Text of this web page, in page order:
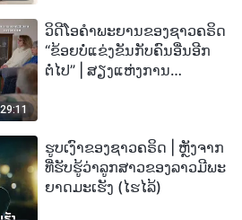
29:11
ວິດີໂອຄຳພະຍານຂອງຊາວຄຣິດ
“ຂ້ອຍບໍ່ແຂ່ງຂັນກັບຄົນອື່ນອີກ
ຕໍ່ໄປ” | ສຽງແຫ່ງການ
ຮູບເງົາຂອງຊາວຄຣິດ | ຫຼັງຈາກ
ທີ່ຮັບຮູ້ວ່າລູກສາວຂອງລາວມີພະ
ຍາດມະເຮັງ (ໄຮໄລ້)